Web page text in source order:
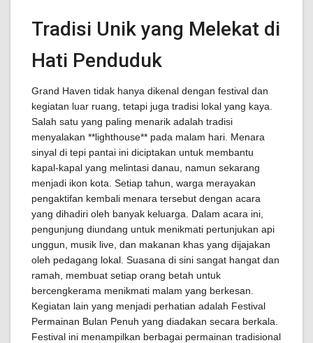
Tradisi Unik yang Melekat di
Hati Penduduk
Grand Haven tidak hanya dikenal dengan festival dan
kegiatan luar ruang, tetapi juga tradisi lokal yang kaya.
Salah satu yang paling menarik adalah tradisi
menyalakan **lighthouse** pada malam hari. Menara
sinyal di tepi pantai ini diciptakan untuk membantu
kapal-kapal yang melintasi danau, namun sekarang
menjadi ikon kota. Setiap tahun, warga merayakan
pengaktifan kembali menara tersebut dengan acara
yang dihadiri oleh banyak keluarga. Dalam acara ini,
pengunjung diundang untuk menikmati pertunjukan api
unggun, musik live, dan makanan khas yang dijajakan
oleh pedagang lokal. Suasana di sini sangat hangat dan
ramah, membuat setiap orang betah untuk
bercengkerama menikmati malam yang berkesan.
Kegiatan lain yang menjadi perhatian adalah Festival
Permainan Bulan Penuh yang diadakan secara berkala.
Festival ini menampilkan berbagai permainan tradisional